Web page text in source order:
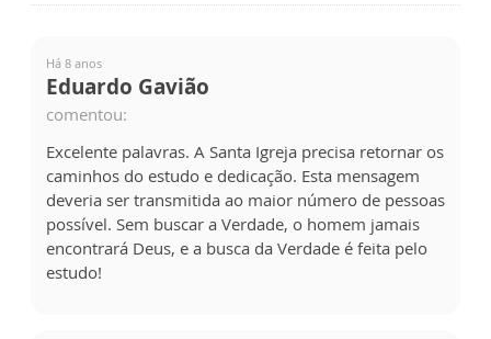
Há 8 anos
Eduardo Gavião
comentou:
Excelente palavras. A Santa Igreja precisa retornar os
caminhos do estudo e dedicação. Esta mensagem
deveria ser transmitida ao maior número de pessoas
possível. Sem buscar a Verdade, o homem jamais
encontrará Deus, e a busca da Verdade é feita pelo
estudo!